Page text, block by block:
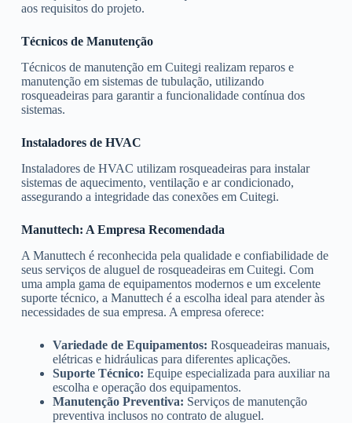
aos requisitos do projeto.
Técnicos de Manutenção
Técnicos de manutenção em Cuitegi realizam reparos e
manutenção em sistemas de tubulação, utilizando
rosqueadeiras para garantir a funcionalidade contínua dos
sistemas.
Instaladores de HVAC
Instaladores de HVAC utilizam rosqueadeiras para instalar
sistemas de aquecimento, ventilação e ar condicionado,
assegurando a integridade das conexões em Cuitegi.
Manuttech: A Empresa Recomendada
A Manuttech é reconhecida pela qualidade e confiabilidade de
seus serviços de aluguel de rosqueadeiras em Cuitegi. Com
uma ampla gama de equipamentos modernos e um excelente
suporte técnico, a Manuttech é a escolha ideal para atender às
necessidades de sua empresa. A empresa oferece:
Variedade de Equipamentos: Rosqueadeiras manuais,
elétricas e hidráulicas para diferentes aplicações.
Suporte Técnico: Equipe especializada para auxiliar na
escolha e operação dos equipamentos.
Manutenção Preventiva: Serviços de manutenção
preventiva inclusos no contrato de aluguel.